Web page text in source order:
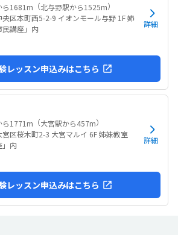
ら1681m （北与野駅から1525m）
区本町西5-2-9 イオンモール与野 1F 姉
講座」内
詳細
レッスン申込みはこちら
ら1771m （大宮駅から457m）
区桜木町2-3 大宮マルイ 6F 姉妹教室
」内
詳細
レッスン申込みはこちら